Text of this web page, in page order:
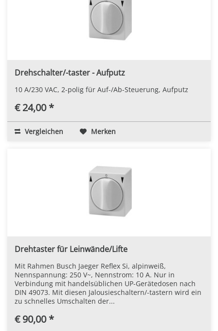
Drehschalter/-taster - Aufputz
10 A/230 VAC, 2-polig für Auf-/Ab-Steuerung, Aufputz
€ 24,00 *
Vergleichen Merken
Drehtaster für Leinwände/Lifte
Mit Rahmen Busch Jaeger Reflex Si, alpinweiß,
Nennspannung: 250 V~, Nennstrom: 10 A. Nur in
Verbindung mit handelsüblichen UP-Gerätedosen nach
DIN 49073. Mit diesen Jalousieschaltern/-tastern wird ein
zu schnelles Umschalten der...
€ 90,00 *